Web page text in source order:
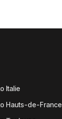
Italie
Hauts-de-France